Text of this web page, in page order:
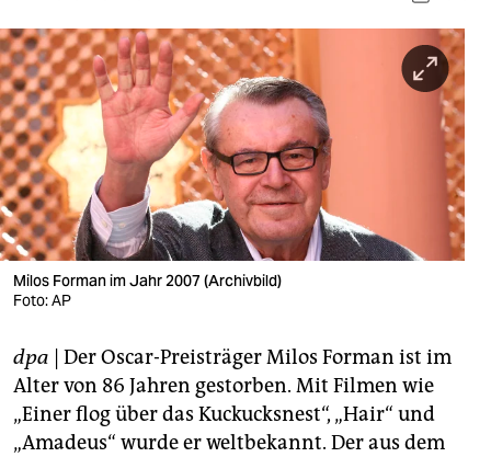
sport
berlin
nord
wahrheit
verlag
verlag
veranstaltungen
shop
fragen & hilfe
unterstützen
Milos Forman im Jahr 2007 (Archivbild)
Foto: AP
dpa | Der Oscar-Preisträger Milos Forman ist im
Alter von 86 Jahren gestorben. Mit Filmen wie
„Einer flog über das Kuckucksnest“, „Hair“ und
„Amadeus“ wurde er weltbekannt. Der aus dem